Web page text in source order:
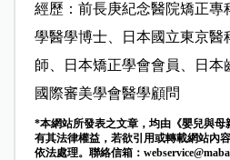
經歷：前長庚紀念醫院矯正專
學醫學博士、日本國立東京醫
師、日本矯正學會會員、日本
國際審美學會醫學顧問
*本網站所發表之文章，均由《嬰兒與
有其法律權益，若欲引用或轉載網站內
依法處理。聯絡信箱：